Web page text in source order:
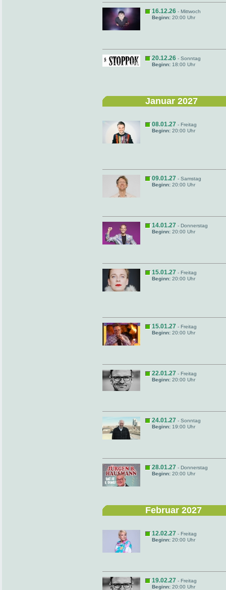
16.12.26 - Mittwoch
Beginn: 20:00 Uhr
20.12.26 - Sonntag
Beginn: 18:00 Uhr
Januar 2027
08.01.27 - Freitag
Beginn: 20:00 Uhr
09.01.27 - Samstag
Beginn: 20:00 Uhr
14.01.27 - Donnerstag
Beginn: 20:00 Uhr
15.01.27 - Freitag
Beginn: 20:00 Uhr
15.01.27 - Freitag
Beginn: 20:00 Uhr
22.01.27 - Freitag
Beginn: 20:00 Uhr
24.01.27 - Sonntag
Beginn: 19:00 Uhr
28.01.27 - Donnerstag
Beginn: 20:00 Uhr
Februar 2027
12.02.27 - Freitag
Beginn: 20:00 Uhr
19.02.27 - Freitag
Beginn: 20:00 Uhr